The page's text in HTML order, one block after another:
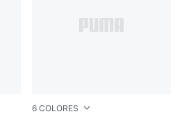
6 COLORES